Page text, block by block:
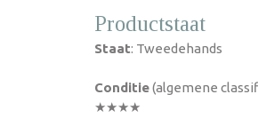
Productstaat
Staat: Tweedehands
Conditie(algemene
★★★★